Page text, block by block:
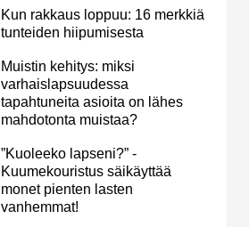
Kun rakkaus loppuu: 16 merkkiä
tunteiden hiipumisesta
Muistin kehitys: miksi
varhaislapsuudessa
tapahtuneita asioita on lähes
mahdotonta muistaa?
”Kuoleeko lapseni?” -
Kuumekouristus säikäyttää
monet pienten lasten
vanhemmat!